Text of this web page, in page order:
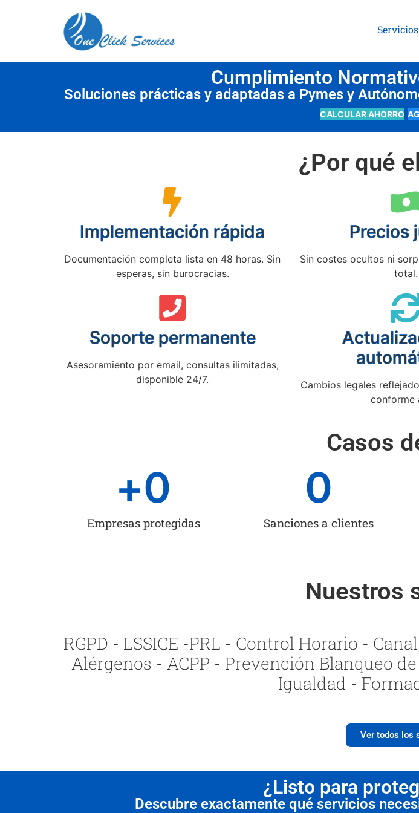
Servicios
Cumplimiento
Soluciones prácticas y adaptadas a Pymes y
CALCULAR AHORRO
¿Por qué
Implementación rápida
Documentación completa lista en 48 horas. Sin
esperas, sin burocracias.
Precios
Sin costes ocultos ni
total.
Soporte permanente
Asesoramiento por email, consultas ilimitadas,
disponible 24/7.
Cambios legales
conforme
Casos
Empresas protegidas
+0
Sanciones a clientes
0
Nuestros
RGPD - LSSICE -PRL - Control Horario -
Alérgenos - ACPP - Prevención Blanqueo
Igualdad -
Ver todos los
¿Listo para
Descubre exactamente qué servicios